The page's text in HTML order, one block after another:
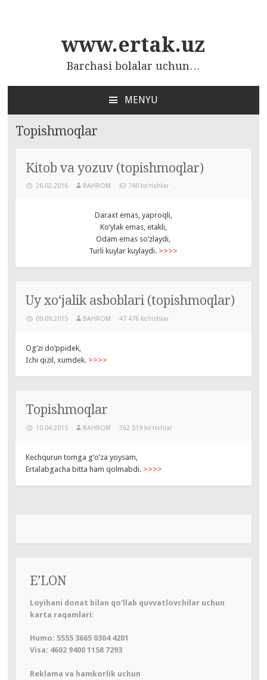
www.ertak.uz
Barchasi bolalar uchun…
MENYU
СОДЕРЖАНИЮ
Topishmoqlar
Kitob va yozuv (topishmoqlar)
26.02.2016 BAHROM 63 740 ko‘rishlar
Daraxt emas, yaproqli,
Ko‘ylak emas, etakli,
Odam emas so‘zlaydi,
Turli kuylar kuylaydi. >>>>
Uy xo‘jalik asboblari (topishmoqlar)
09.09.2015 BAHROM 47 476 ko‘rishlar
Og‘zi do‘ppidek,
Ichi qizil, xumdek. >>>>
Topishmoqlar
10.04.2015 BAHROM 362 519 ko‘rishlar
Kechqurun tomga g‘o’za yoysam,
Ertalabgacha bitta ham qolmabdi. >>>>
E’LON
Loyihani donat bilan qo‘llab quvvatlovchilar uchun
karta raqamlari:
Humo: 5555 3665 0304 4201
Visa: 4602 9400 1158 7293
Reklama va hamkorlik uchun